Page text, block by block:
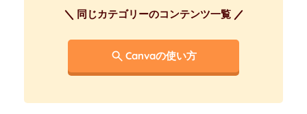
同じカテゴリーのコンテンツ一覧
Canvaの使い方